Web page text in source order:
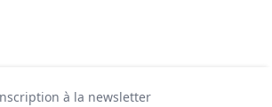
à la newsletter